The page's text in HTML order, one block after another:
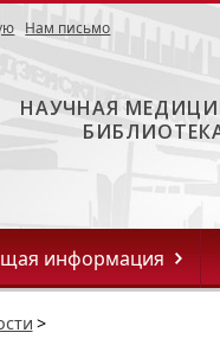
Нам письмо
НАУЧНАЯ
информация
>